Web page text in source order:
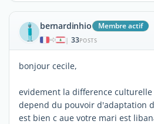
bernardinhio Membre actif
| 33POSTS
bonjour cecile,
evidement la difference
depend du pouvoir d'adaptation
est bien c aue votre mari est